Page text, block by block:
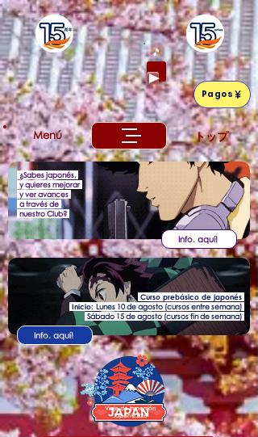
Pagos
🎵
Menú トップ
¿Sabes japonés,
y quieres mejorar
y ver avances
a través de
nuestro Club?
Info. aquí!
Curso prebásico de japonés
​ Inicio: Lunes 10 de agosto (cursos entre semana)
Sábado 15 de agosto (cursos fin de semana)
Info. aquí!
Viaje de inmersión
Japón 2.026